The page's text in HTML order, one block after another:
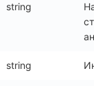
string
string